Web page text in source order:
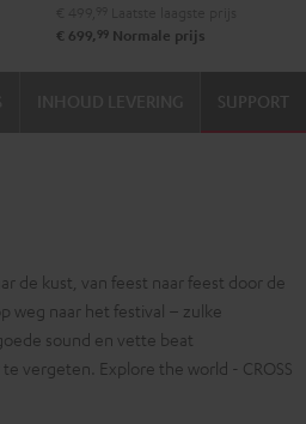
€ 699, 99 Normale prijs
SUPPORT
de kust, van feest naar feest door de
weg naar het festival – zulke
sound en vette beat
vergeten. Explore the world - CROSS